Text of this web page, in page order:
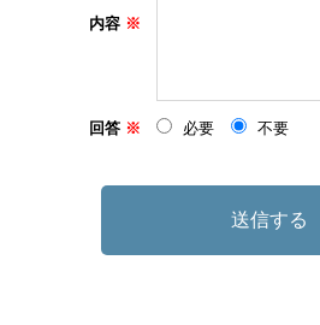
内容
回答 必要 不要